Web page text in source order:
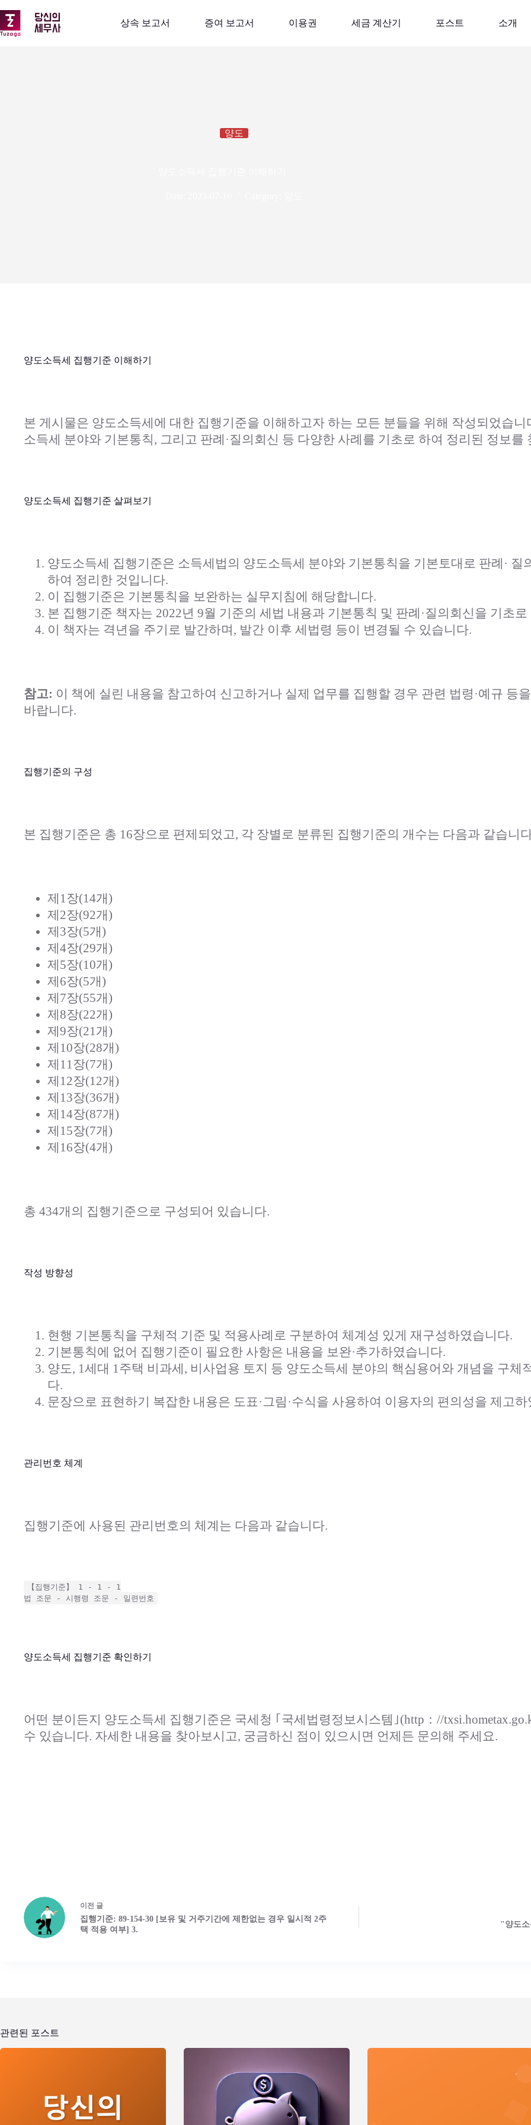
문
으
상속 보고서 증여 보고서 이용권 세금 계산기 포스트 소개
양도
양도소득세 집행기준 이해하기
본 게시물은 양도소득세에 대한 집행기준을 이해하고자 하는 모든 분들을 위해 작성되었습
소득세 분야와 기본통칙, 그리고 판례·질의회신 등 다양한 사례를 기초로 하여 정리된 정보를
양도소득세 집행기준 살펴보기
양도소득세 집행기준은 소득세법의 양도소득세 분야와 기본통칙을 기본토대로 판례· 질
하여 정리한 것입니다.
이 집행기준은 기본통칙을 보완하는 실무지침에 해당합니다.
본 집행기준 책자는 2022년 9월 기준의 세법 내용과 기본통칙 및 판례·질의회신을 기초
이 책자는 격년을 주기로 발간하며, 발간 이후 세법령 등이 변경될 수 있습니다.
참고: 이 책에 실린 내용을 참고하여 신고하거나 실제 업무를 집행할 경우 관련 법령·예규 등
바랍니다.
집행기준의 구성
본 집행기준은 총 16장으로 편제되었고, 각 장별로 분류된 집행기준의 개수는 다음과 같습니
제1장(14개)
제2장(92개)
제3장(5개)
제4장(29개)
제5장(10개)
제6장(5개)
제7장(55개)
제8장(22개)
제9장(21개)
제10장(28개)
제11장(7개)
제12장(12개)
제13장(36개)
제14장(87개)
제15장(7개)
제16장(4개)
총 434개의 집행기준으로 구성되어 있습니다.
작성 방향성
현행 기본통칙을 구체적 기준 및 적용사례로 구분하여 체계성 있게 재구성하였습니다.
기본통칙에 없어 집행기준이 필요한 사항은 내용을 보완·추가하였습니다.
양도, 1세대 1주택 비과세, 비사업용 토지 등 양도소득세 분야의 핵심용어와 개념을 구체
다.
문장으로 표현하기 복잡한 내용은 도표·그림·수식을 사용하여 이용자의 편의성을 제고
관리번호 체계
집행기준에 사용된 관리번호의 체계는 다음과 같습니다.
【집행기준】 1 - 1 - 1
법 조문 - 시행령 조문 - 일련번호
양도소득세 집행기준 확인하기
어떤 분이든지 양도소득세 집행기준은 국세청 ｢국세법령정보시스템｣(http：//
수 있습니다. 자세한 내용을 찾아보시고, 궁금하신 점이 있으시면 언제든 문의해 주세요.
이전 글
집행기준: 89-154-30 [보유 및 거주기간에 제한없는 경우 일시적 2주
택 적용 여부] 3.
"양도
관련된 포스트